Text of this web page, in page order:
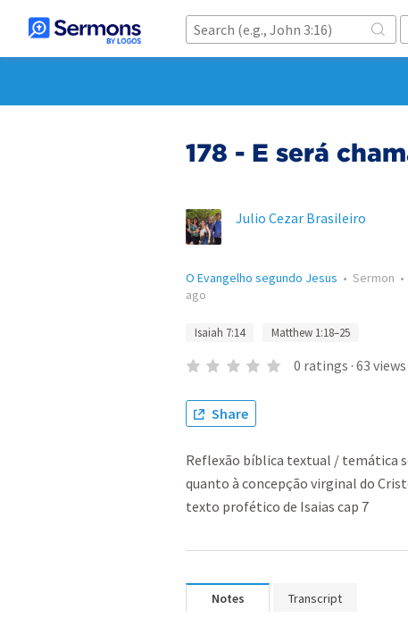
178 - E será
Julio Cezar Brasileiro
O Evangelho segundo Jesus • Sermon •
ago
Isaiah 7:14 Matthew 1:18–25
0 ratings · 63 views
Share
Reflexão bíblica textual / temática
quanto à concepção virginal do
texto profético de Isaias cap 7
Notes Transcript